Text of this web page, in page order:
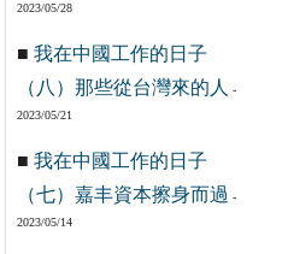
2023/05/28
■ 我在中國工作的日子
（八）那些從台灣來的人
-
2023/05/21
■ 我在中國工作的日子
（七）嘉丰資本擦身而過 -
2023/05/14